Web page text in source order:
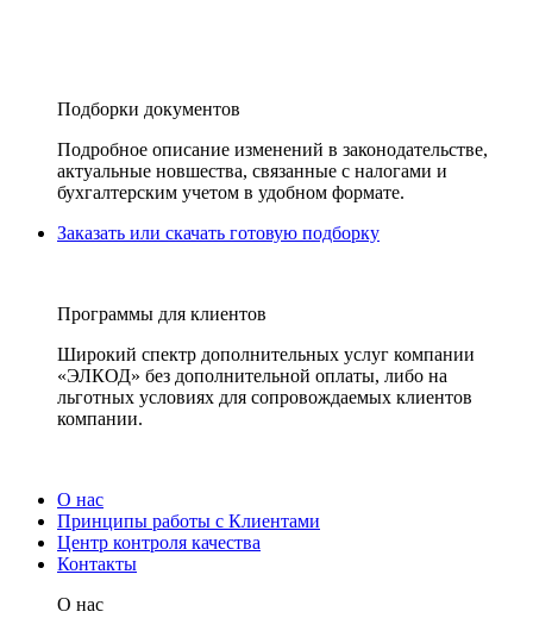
Подборки документов
Подробное описание изменений в законодательстве,
актуальные новшества, связанные с налогами и
бухгалтерским учетом в удобном формате.
Заказать или скачать готовую подборку
Программы для клиентов
Широкий спектр дополнительных услуг компании
«ЭЛКОД» без дополнительной оплаты, либо на
льготных условиях для сопровождаемых клиентов
компании.
О нас
Принципы работы с Клиентами
Центр контроля качества
Контакты
О нас